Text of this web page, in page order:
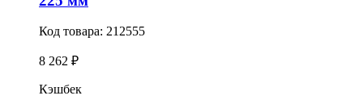
Код товара: 212555
8 262 ₽
Кэшбек